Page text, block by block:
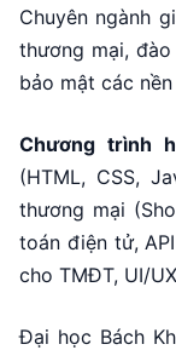
Chuyên ngành
thương mại,
bảo mật các
Chương trình
(HTML, CSS,
thương mại
toán điện tử,
cho TMĐT, UI/
Đại học Bách